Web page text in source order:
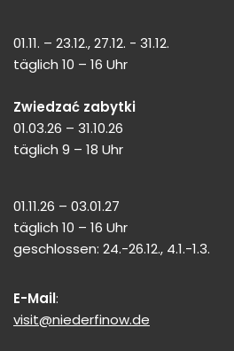
01.11. – 23.12., 27.12. - 31.12.
täglich 10 – 16 Uhr
Zwiedzać zabytki
01.03.26 – 31.10.26
täglich 9 – 18 Uhr
01.11.26 – 03.01.27
täglich 10 – 16 Uhr
geschlossen: 24.-26.12., 4.1.-1.3.
E-Mail:
visit@niederfinow.de